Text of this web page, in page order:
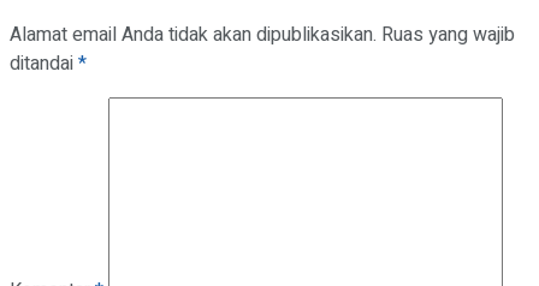
Alamat email Anda tidak akan dipublikasikan. Ruas yang wajib
ditandai*